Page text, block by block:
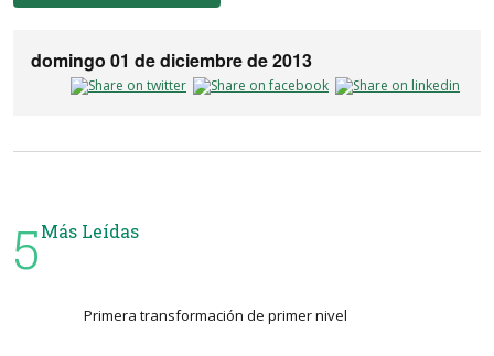
domingo 01 de diciembre de 2013
5Más Leídas
Primera transformación de primer nivel